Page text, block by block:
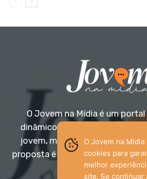
O Jovem na Mídia é um
dinâmico e acessível, voltado
jovem, mas aberto a todas as
proposta é trazer informação
olhar diferenciado.
O Jovem na
cookies para
melhor
site. Se continuar